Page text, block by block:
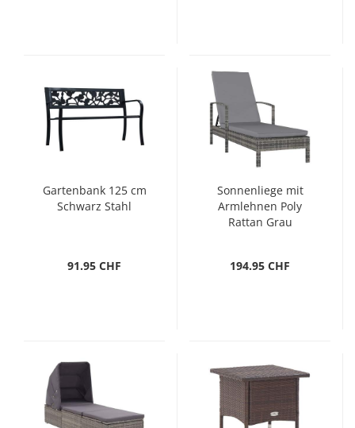
Gartenbank 125 cm
Schwarz Stahl
91.95 CHF
Sonnenliege mit
Armlehnen Poly
Rattan Grau
194.95 CHF